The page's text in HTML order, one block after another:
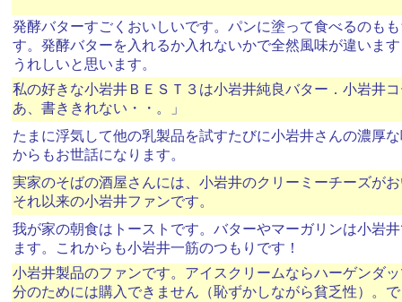
発酵バターすごくおいしいです。パンに塗って食べるのも
す。発酵バターを入れるか入れないかで全然風味が違いま
うれしいと思います。
私の好きな小岩井ＢＥＳＴ３は小岩井純良バター．小岩井
あ、書ききれない・・。」
たまに浮気して他の乳製品を試すたびに小岩井さんの濃厚
からもお世話になります。
実家のそばの酒屋さんには、小岩井のクリーミーチーズが
それ以来の小岩井ファンです。
我が家の朝食はトーストです。バターやマーガリンは小岩
ます。これからも小岩井一筋のつもりです！
小岩井製品のファンです。アイスクリームならハーゲンダ
分のためには購入できません（恥ずかしながら貧乏性）。